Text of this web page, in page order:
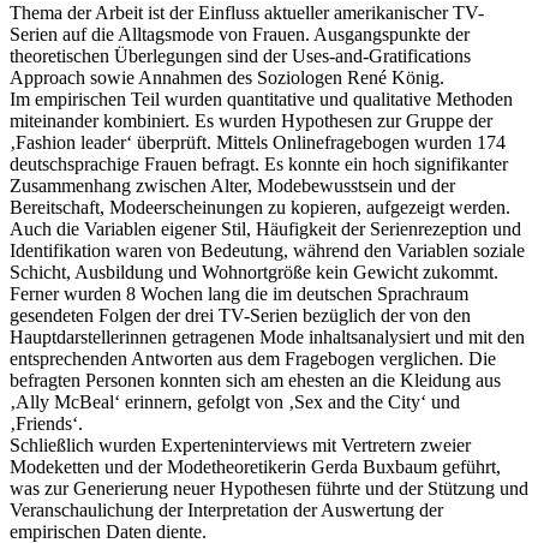
Thema der Arbeit ist der Einfluss aktueller amerikanischer TV-
Serien auf die Alltagsmode von Frauen. Ausgangspunkte der
theoretischen Überlegungen sind der Uses-and-Gratifications
Approach sowie Annahmen des Soziologen René König.
Im empirischen Teil wurden quantitative und qualitative Methoden
miteinander kombiniert. Es wurden Hypothesen zur Gruppe der
‚Fashion leader‘ überprüft. Mittels Onlinefragebogen wurden 174
deutschsprachige Frauen befragt. Es konnte ein hoch signifikanter
Zusammenhang zwischen Alter, Modebewusstsein und der
Bereitschaft, Modeerscheinungen zu kopieren, aufgezeigt werden.
Auch die Variablen eigener Stil, Häufigkeit der Serienrezeption und
Identifikation waren von Bedeutung, während den Variablen soziale
Schicht, Ausbildung und Wohnortgröße kein Gewicht zukommt.
Ferner wurden 8 Wochen lang die im deutschen Sprachraum
gesendeten Folgen der drei TV-Serien bezüglich der von den
Hauptdarstellerinnen getragenen Mode inhaltsanalysiert und mit den
entsprechenden Antworten aus dem Fragebogen verglichen. Die
befragten Personen konnten sich am ehesten an die Kleidung aus
‚Ally McBeal‘ erinnern, gefolgt von ‚Sex and the City‘ und
‚Friends‘.
Schließlich wurden Experteninterviews mit Vertretern zweier
Modeketten und der Modetheoretikerin Gerda Buxbaum geführt,
was zur Generierung neuer Hypothesen führte und der Stützung und
Veranschaulichung der Interpretation der Auswertung der
empirischen Daten diente.